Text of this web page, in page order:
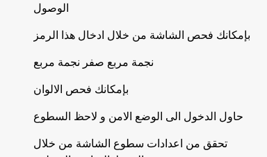
الوصول
بإمكانك فحص الشاشة من خلال ادخال هذا الرمز
نجمة مربع صفر نجمة مربع
بإمكانك فحص الالوان
حاول الدخول الى الوضع الامن و لاحظ السطوع
تحقق من اعدادات سطوع الشاشة من خلال